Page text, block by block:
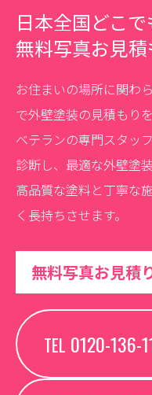
日本全国どこ
無料写真お見積
お住まいの場所に関わ
で外壁塗装の見積もり
ベテランの専門スタッ
診断し、最適な外壁塗
高品質な塗料と丁寧な
く長持ちさせます。
無料写真お見積
TEL 0120-136-